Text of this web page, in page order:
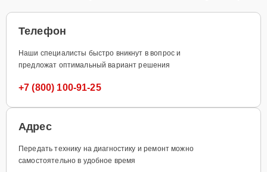
Телефон
Наши специалисты быстро вникнут в вопрос и
предложат оптимальный вариант решения
+7 (800) 100-91-25
Адрес
Передать технику на диагностику и ремонт можно
самостоятельно в удобное время